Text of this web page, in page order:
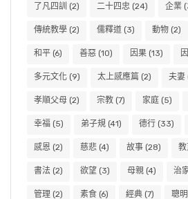
了凡四訓 (2) 二十四忠 (24) 企業
傳統教學 (2) 儒釋道 (3) 動物 (2)
和平 (6) 善惡 (10) 因果 (13)
多元文化 (9) 太上感應篇 (2) 夫妻
孝順父母 (2) 宗教 (7) 家庭 (5)
幸福 (5) 弟子規 (41) 德行 (33)
感恩 (2) 慈悲 (4) 故事 (28)
書法 (2) 欲望 (3) 母親 (4) 治
管理 (2) 素食 (6) 經典 (7) 聰明